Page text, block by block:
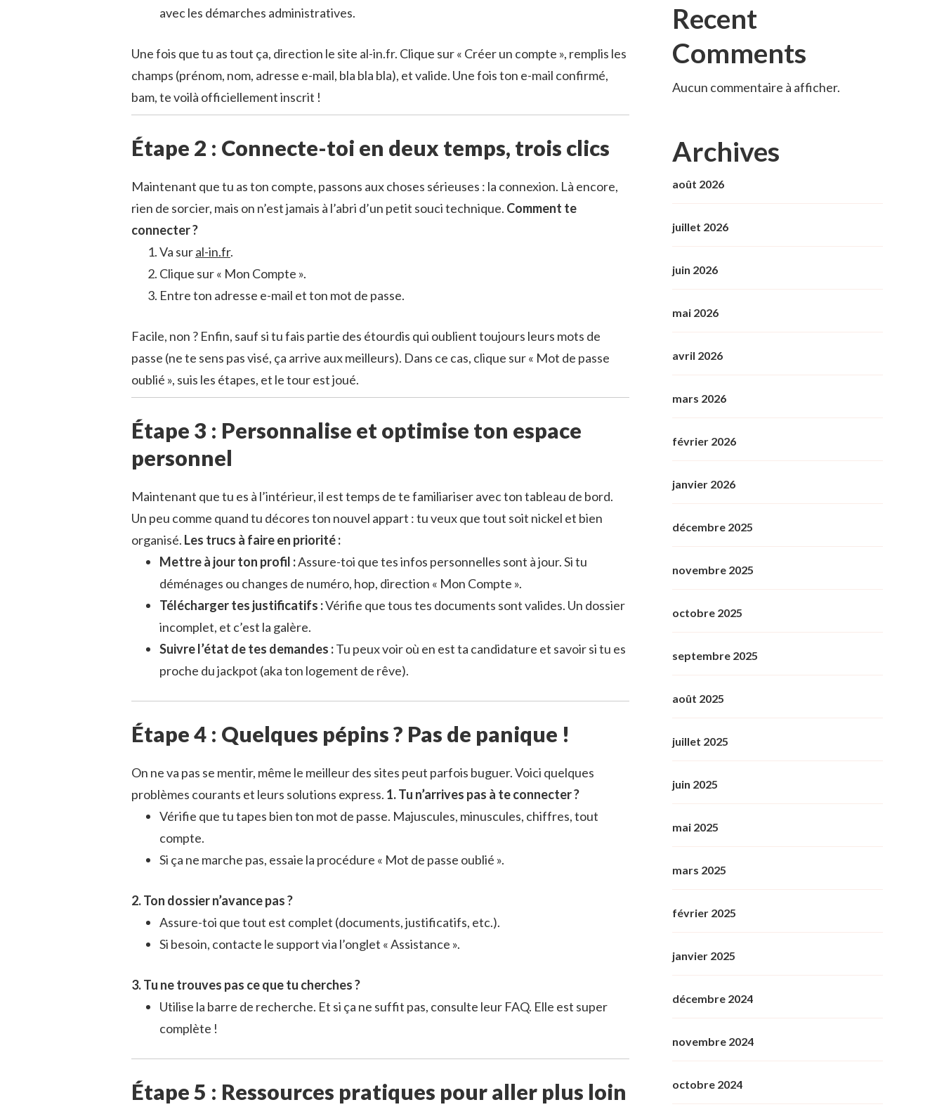
avec les démarches administratives.
Une fois que tu as tout ça, direction le site al-in.fr. Clique sur « Créer un compte », remplis les
champs (prénom, nom, adresse e-mail, bla bla bla), et valide. Une fois ton e-mail confirmé,
bam, te voilà officiellement inscrit !
Étape 2 : Connecte-toi en deux temps, trois clics
Maintenant que tu as ton compte, passons aux choses sérieuses : la connexion. Là encore,
rien de sorcier, mais on n’est jamais à l’abri d’un petit souci technique. Comment te
connecter ?
Va sural-in.fr.
Clique sur « Mon Compte ».
Entre ton adresse e-mail et ton mot de passe.
Facile, non ? Enfin, sauf si tu fais partie des étourdis qui oublient toujours leurs mots de
passe (ne te sens pas visé, ça arrive aux meilleurs). Dans ce cas, clique sur « Mot de passe
oublié », suis les étapes, et le tour est joué.
Étape 3 : Personnalise et optimise ton espace
personnel
Maintenant que tu es à l’intérieur, il est temps de te familiariser avec ton tableau de bord.
Un peu comme quand tu décores ton nouvel appart : tu veux que tout soit nickel et bien
organisé. Les trucs à faire en priorité :
Mettre à jour ton profil :Assure-toi que tes infos personnelles sont à jour. Si tu
déménages ou changes de numéro, hop, direction « Mon Compte ».
Télécharger tes justificatifs :Vérifie que tous tes documents sont valides. Un dossier
incomplet, et c’est la galère.
Suivre l’état de tes demandes :Tu peux voir où en est ta candidature et savoir si tu es
proche du jackpot (aka ton logement de rêve).
Étape 4 : Quelques pépins ? Pas de panique !
On ne va pas se mentir, même le meilleur des sites peut parfois buguer. Voici quelques
problèmes courants et leurs solutions express. 1. Tu n’arrives pas à te connecter ?
Vérifie que tu tapes bien ton mot de passe. Majuscules, minuscules, chiffres, tout
compte.
Si ça ne marche pas, essaie la procédure « Mot de passe oublié ».
2. Ton dossier n’avance pas ?
Assure-toi que tout est complet (documents, justificatifs, etc.).
Si besoin, contacte le support via l’onglet « Assistance ».
3. Tu ne trouves pas ce que tu cherches ?
Utilise la barre de recherche. Et si ça ne suffit pas, consulte leur FAQ. Elle est super
complète !
Étape 5 : Ressources pratiques pour aller plus loin
Recent
Comments
Aucun commentaire à afficher.
Archives
août 2026
juillet 2026
juin 2026
mai 2026
avril 2026
mars 2026
février 2026
janvier 2026
décembre 2025
novembre 2025
octobre 2025
septembre 2025
août 2025
juillet 2025
juin 2025
mai 2025
mars 2025
février 2025
janvier 2025
décembre 2024
novembre 2024
octobre 2024